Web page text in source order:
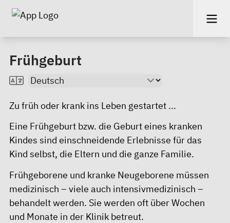
Frühgeburt
Zu früh oder krank ins Leben gestartet ...
Eine Frühgeburt bzw. die Geburt eines kranken
Kindes sind einschneidende Erlebnisse für das
Kind selbst, die Eltern und die ganze Familie.
Frühgeborene und kranke Neugeborene müssen
medizinisch – viele auch intensivmedizinisch –
behandelt werden. Sie werden oft über Wochen
und Monate in der Klinik betreut.